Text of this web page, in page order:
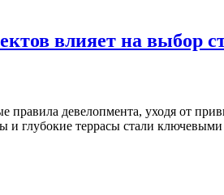
влияет на выбор
правила девелопмента, уходя от
глубокие террасы стали